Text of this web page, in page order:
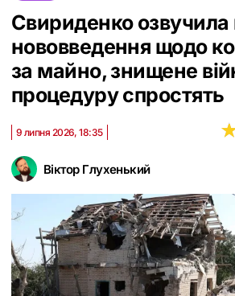
Свириденко
нововведення щодо
за майно, знищене
процедуру спростять
Віктор Глухенький
9 липня 2026, 18:35